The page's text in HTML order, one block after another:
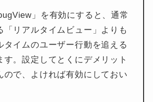
」を有効にすると、通常
「リアルタイムビュー」よりも
タイムのユーザー行動を追える
す。設定してとくにデメリット
ので、よければ有効にしておい